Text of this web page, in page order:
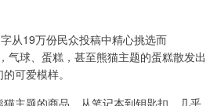
从19万份民众投稿中精心挑选而
气球、蛋糕，甚至熊猫主题的蛋糕散发出
可爱模样。
主题的商品，从笔记本到钥匙扣，几乎